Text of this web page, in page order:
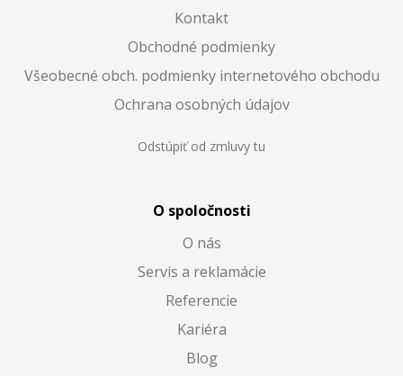
Kontakt
Obchodné podmienky
Všeobecné obch. podmienky internetového obchodu
Ochrana osobných údajov
Odstúpiť od zmluvy tu
O spoločnosti
O nás
Servis a reklamácie
Referencie
Kariéra
Blog